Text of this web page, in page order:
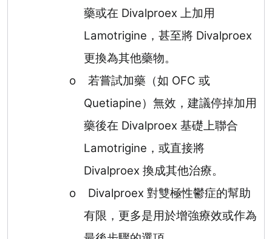
藥或在 Divalproex 上加用
Lamotrigine ，甚至將 Divalproex
更換為其他藥物。
o
若嘗試加藥（如 OFC 或
Quetiapine）無效，建議停掉加用
藥後在 Divalproex 基礎上聯合
Lamotrigine ，或直接將
Divalproex 換成其他治療。
o
Divalproex 對雙極性鬱症的幫助
有限，更多是用於增強療效或作為